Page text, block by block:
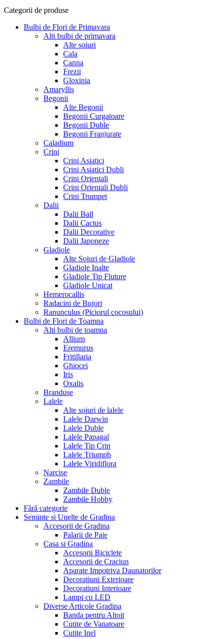
Categorii de produse
Bulbi de Flori de Primavara
Alti bulbi de primavara
Alte soiuri
Cala
Canna
Frezii
Gloxinia
Amaryllis
Begonii
Alte Begonii
Begonii Curgatoare
Begonii Duble
Begonii Franjurate
Caladium
Crini
Crini Asiatici
Crini Asiatici Dubli
Crini Orientali
Crini Orientali Dubli
Crini Trumpet
Dalii
Dalii Ball
Dalii Cactus
Dalii Decorative
Dalii Japoneze
Gladiole
Alte Soiuri de Gladiole
Gladiole Inalte
Gladiole Tip Fluture
Gladiole Unicat
Hemerocallis
Radacini de Bujori
Ranunculus (Piciorul cocosului)
Bulbi de Flori de Toamna
Alti bulbi de toamna
Allium
Eremurus
Fritillaria
Ghiocei
Iris
Oxalis
Branduse
Lalele
Alte soiuri de lalele
Lalele Darwin
Lalele Duble
Lalele Papagal
Lalele Tip Crin
Lalele Triumph
Lalele Viridiflora
Narcise
Zambile
Zambile Duble
Zambile Hobby
Fără categorie
Seminte si Unelte de Gradina
Accesorii de Gradina
Palarii de Paie
Casa si Gradina
Accesorii Biciclete
Accesorii de Craciun
Aparate Impotriva Daunatorilor
Decoratiuni Exterioare
Decoratiuni Interioare
Lampi cu LED
Diverse Articole Gradina
Banda pentru Altoit
Cutite de Vanatoare
Cutite Inel